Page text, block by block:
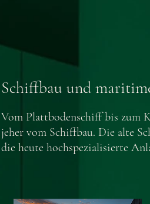
Schiffbau und
Vom Plattbodenschiff bis zum
jeher vom Schiffbau. Die alte
die heute hochspezialisierte